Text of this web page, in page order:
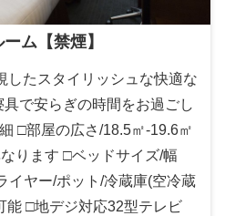
ム【禁煙】
したスタイリッシュな快適な
で安らぎの時間をお過ごし
□部屋の広さ/18.5㎡-19.6㎡
ります □ベッドサイズ/幅
イヤー/ポット/冷蔵庫(空冷蔵
能 □地デジ対応32型テレビ